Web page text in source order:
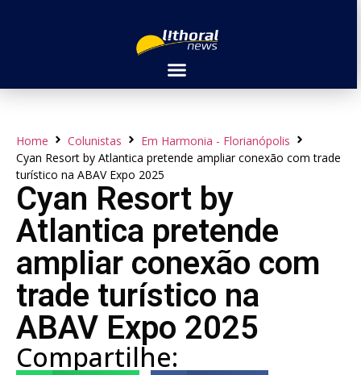
Home Colunistas
Em Harmonia - Florianópolis
Cyan Resort by Atlantica pretende ampliar conexão com trade
turístico na ABAV Expo 2025
Cyan Resort by
Atlantica pretende
ampliar conexão com
trade turístico na
ABAV Expo 2025
Compartilhe: